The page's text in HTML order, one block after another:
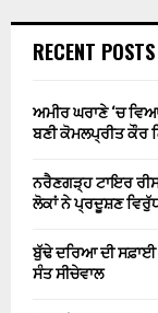
RECENT POSTS
ਅਮੀਰ ਘਰਾਣੇ ‘ਚ
ਬਣੀ ਕੋਮਲਪ੍ਰੀਤ ਕੌਰ
ਨਰੈਣਗੜ੍ਹ ਟਾਇਰ
ਲੋਕਾਂ ਨੇ ਪ੍ਰਦੂਸ਼ਣ
ਬੁੱਢੇ ਦਰਿਆ ਦੀ ਸਫ਼ਾਈ
ਸੰਤ ਸੀਚੇਵਾਲ